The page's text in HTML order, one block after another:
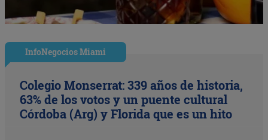
InfoNegocios Miami
Colegio Monserrat: 339 años de historia,
63% de los votos y un puente cultural
Córdoba (Arg) y Florida que es un hito